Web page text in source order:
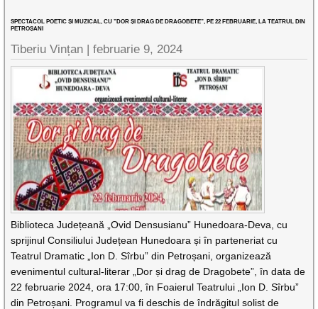
SPECTACOL POETIC ȘI MUZICAL, CU ”DOR ȘI DRAG DE DRAGOBETE”, PE 22 FEBRUARIE, LA TEATRUL DIN
PETROȘANI
Tiberiu Vințan |februarie 9, 2024
Biblioteca Județeană „Ovid Densusianu” Hunedoara-Deva, cu
sprijinul Consiliului Județean Hunedoara și în parteneriat cu
Teatrul Dramatic „Ion D. Sîrbu” din Petroșani, organizează
evenimentul cultural-literar „Dor și drag de Dragobete”, în data de
22 februarie 2024, ora 17:00, în Foaierul Teatrului „Ion D. Sîrbu”
din Petroșani. Programul va fi deschis de îndrăgitul solist de